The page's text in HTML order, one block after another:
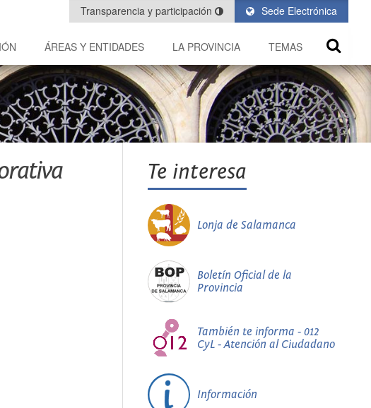
Sede Electrónica
Transparencia y participación
ÁREAS Y ENTIDADES LA PROVINCIA TEMAS
Te interesa
Lonja de Salamanca
Boletín Oficial de la
Provincia
También te informa - 012
CyL - Atención al Ciudadano
Información